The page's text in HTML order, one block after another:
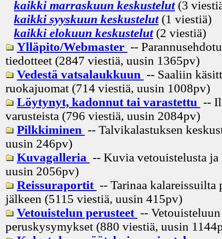
kaikki marraskuun keskustelut(3
kaikki syyskuun keskustelut(1 viestiä)
kaikki elokuun keskustelut(2 viestiä)
Ylläpito/Webmaster --
tiedotteet (2847 viestiä, uusin 1365pv)
Vedestä vatsalaukkuun -- Saaliin
ruokajuomat (714 viestiä, uusin 1008pv)
Löytynyt, kadonnut tai varastettu --
varusteista (796 viestiä, uusin 2084pv)
Pilkkiminen -- Talvikalastuksen
uusin 246pv)
Kuvagalleria -- Kuvia vetouistelusta
uusin 2056pv)
Reissuraportit -- Tarinaa kalareissuilta
jälkeen (5115 viestiä, uusin 415pv)
Vetouistelun perusteet --
peruskysymykset (880 viestiä, uusin